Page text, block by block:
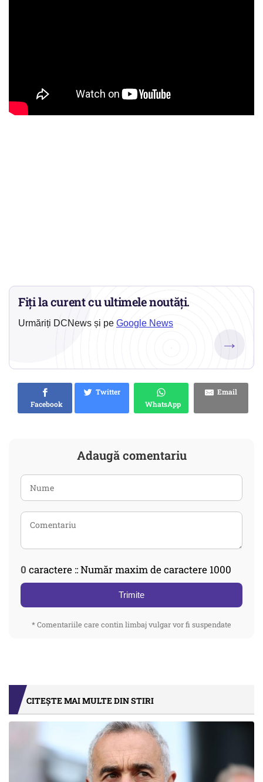
Fiți la curent cu ultimele noutăți.
Urmăriți DCNews și pe Google News
→
Facebook
Twitter
WhatsApp
Email
Adaugă comentariu
0 caractere :: Număr maxim de caractere 1000
Trimite
* Comentariile care contin limbaj vulgar vor fi suspendate
CITEȘTE MAI MULTE DIN STIRI